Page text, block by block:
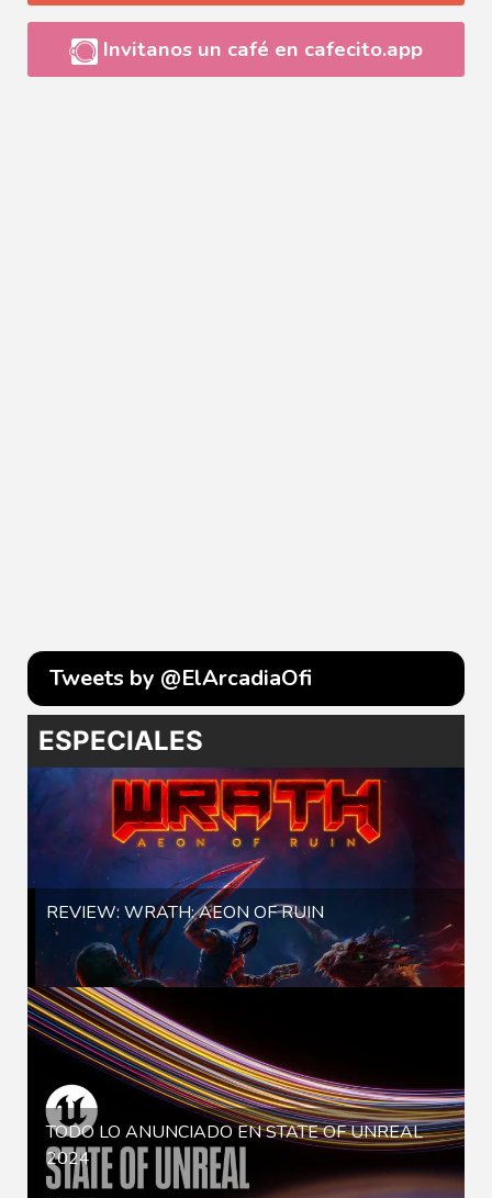
Invitanos un café en cafecito.app
Tweets by @ElArcadiaOfi
ESPECIALES
REVIEW: WRATH: AEON OF RUIN
TODO LO ANUNCIADO EN STATE OF UNREAL
2024